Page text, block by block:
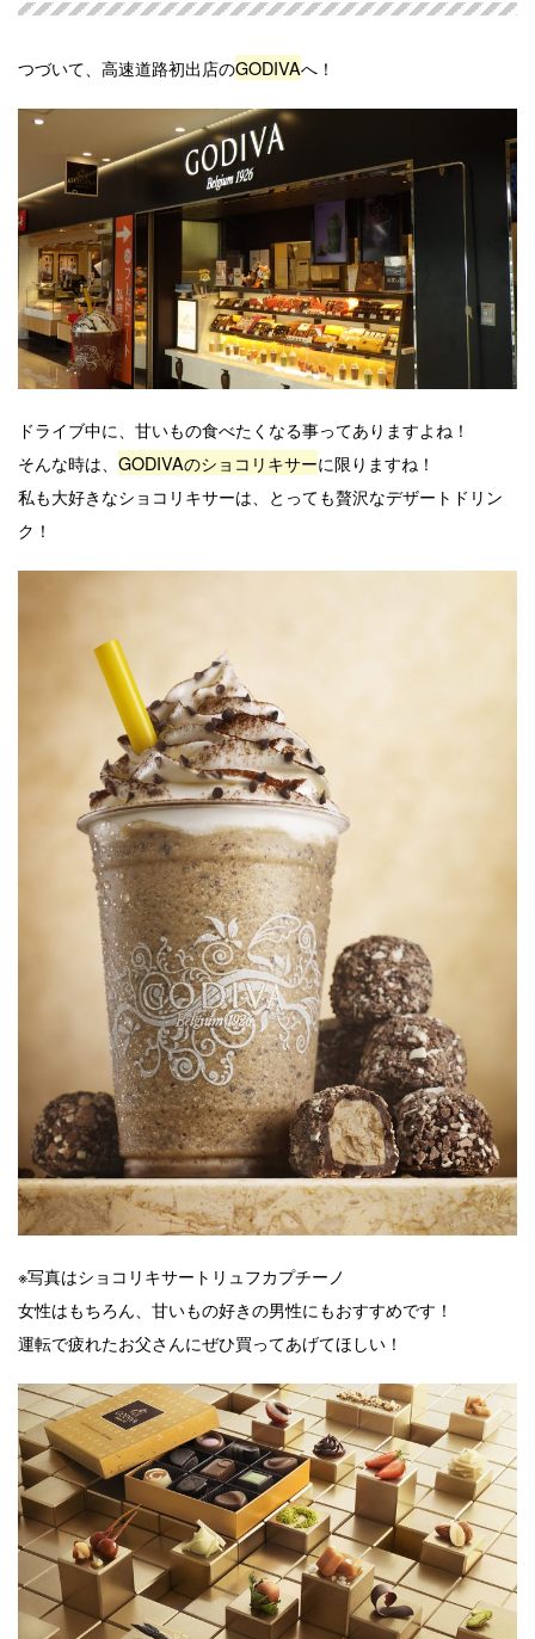
つづいて、高速道路初出店のGODIVAへ！
ドライブ中に、甘いもの食べたくなる事ってありますよね！
そんな時は、 GODIVAのショコリキサーに限りますね！
私も大好きなショコリキサーは、とっても贅沢なデザートドリン
ク！
※写真はショコリキサートリュフカプチーノ
女性はもちろん、甘いもの好きの男性にもおすすめです！
運転で疲れたお父さんにぜひ買ってあげてほしい！